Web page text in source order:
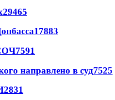
29465
17883
7591
направлено в суд7525
2831